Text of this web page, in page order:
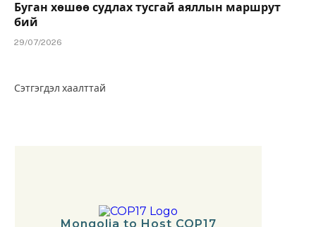
Буган хөшөө судлах тусгай аяллын маршрут
бий
29/07/2026
Сэтгэгдэл хаалттай